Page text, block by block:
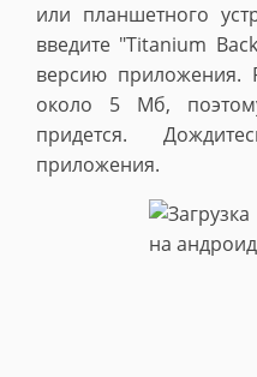
или планшетного
введите "Titanium
версию приложения.
около 5 Мб,
придется.
приложения.